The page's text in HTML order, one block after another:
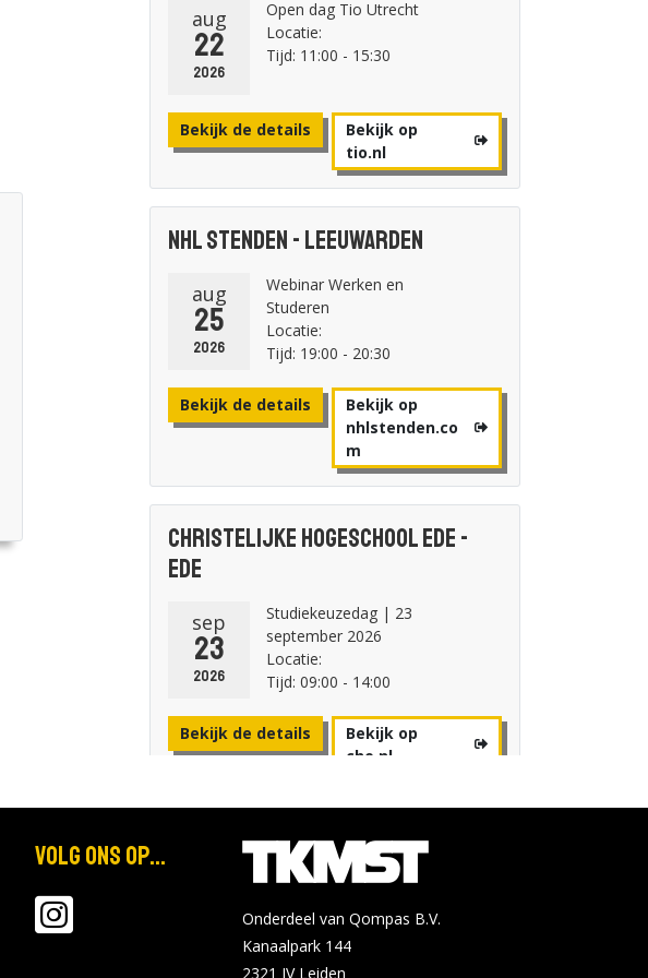
aug
22
2026
Open dag Tio Utrecht
Locatie:
Tijd: 11:00 - 15:30
Bekijk de details
Bekijk op
tio.nl
NHL Stenden - Leeuwarden
aug
25
2026
Webinar Werken en
Studeren
Locatie:
Tijd: 19:00 - 20:30
Bekijk de details
Bekijk op
nhlstenden.co
m
Christelijke Hogeschool Ede -
Ede
sep
23
2026
Studiekeuzedag | 23
september 2026
Locatie:
Tijd: 09:00 - 14:00
Bekijk de details
Bekijk op
che.nl
Avans Hogeschool - Breda
Online Open avond
woensdag 28 oktober
Tijd: 19:00 - 21:00
Volg ons op...
Onderdeel van Qompas B.V.
Kanaalpark 144
2321 JV Leiden